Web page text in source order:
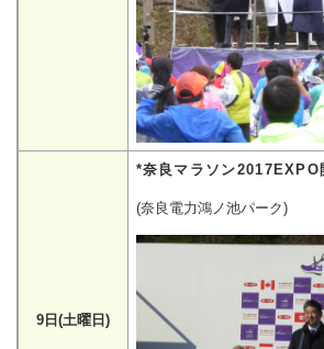
9日(土曜日)
*奈良マラソン2017EXPO
(奈良電力鴻ノ池パーク)